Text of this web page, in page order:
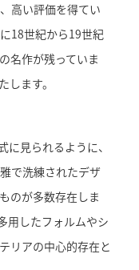
高い評価を得てい
18世紀から19世紀
名作が残っていま
ます。
見られるように、
で洗練されたデザ
のが多数存在しま
用したフォルムやシ
リアの中心的存在と